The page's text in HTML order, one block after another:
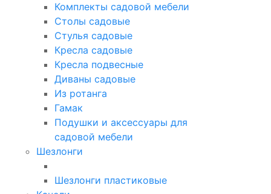
Комплекты садовой мебели
Столы садовые
Стулья садовые
Кресла садовые
Кресла подвесные
Диваны садовые
Из ротанга
Гамак
Подушки и аксессуары для
садовой мебели
Шезлонги
Шезлонги пластиковые